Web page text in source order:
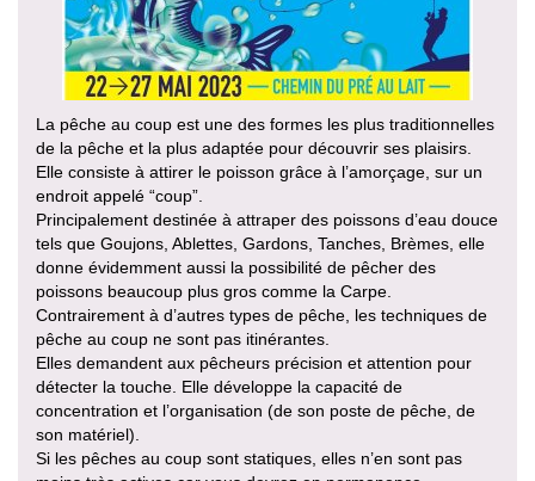
La pêche au coup est une des formes les plus traditionnelles
de la pêche et la plus adaptée pour découvrir ses plaisirs.
Elle consiste à attirer le poisson grâce à l’amorçage, sur un
endroit appelé “coup”.
Principalement destinée à attraper des poissons d’eau douce
tels que Goujons, Ablettes, Gardons, Tanches, Brèmes, elle
donne évidemment aussi la possibilité de pêcher des
poissons beaucoup plus gros comme la Carpe.
Contrairement à d’autres types de pêche, les techniques de
pêche au coup ne sont pas itinérantes.
Elles demandent aux pêcheurs précision et attention pour
détecter la touche. Elle développe la capacité de
concentration et l’organisation (de son poste de pêche, de
son matériel).
Si les pêches au coup sont statiques, elles n’en sont pas